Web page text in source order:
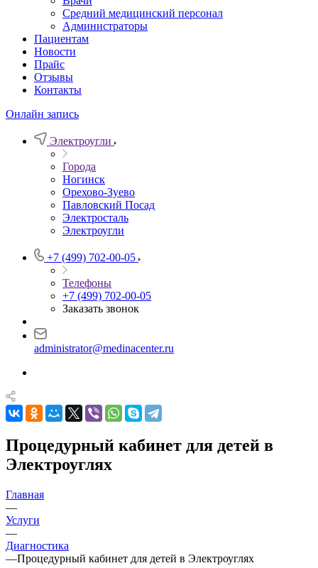
Средний медицинский персонал
Администраторы
Пациентам
Новости
Прайс
Отзывы
Контакты
Онлайн запись
Электроугли
Города
Ногинск
Орехово-Зуево
Павловский Посад
Электросталь
Электроугли
+7 (499) 702-00-05
Телефоны
+7 (499) 702-00-05
Заказать звонок
administrator@medinacenter.ru
Процедурный кабинет для детей в
Электроуглях
Главная
—
Услуги
—
Диагностика
—Процедурный кабинет для детей в Электроуглях